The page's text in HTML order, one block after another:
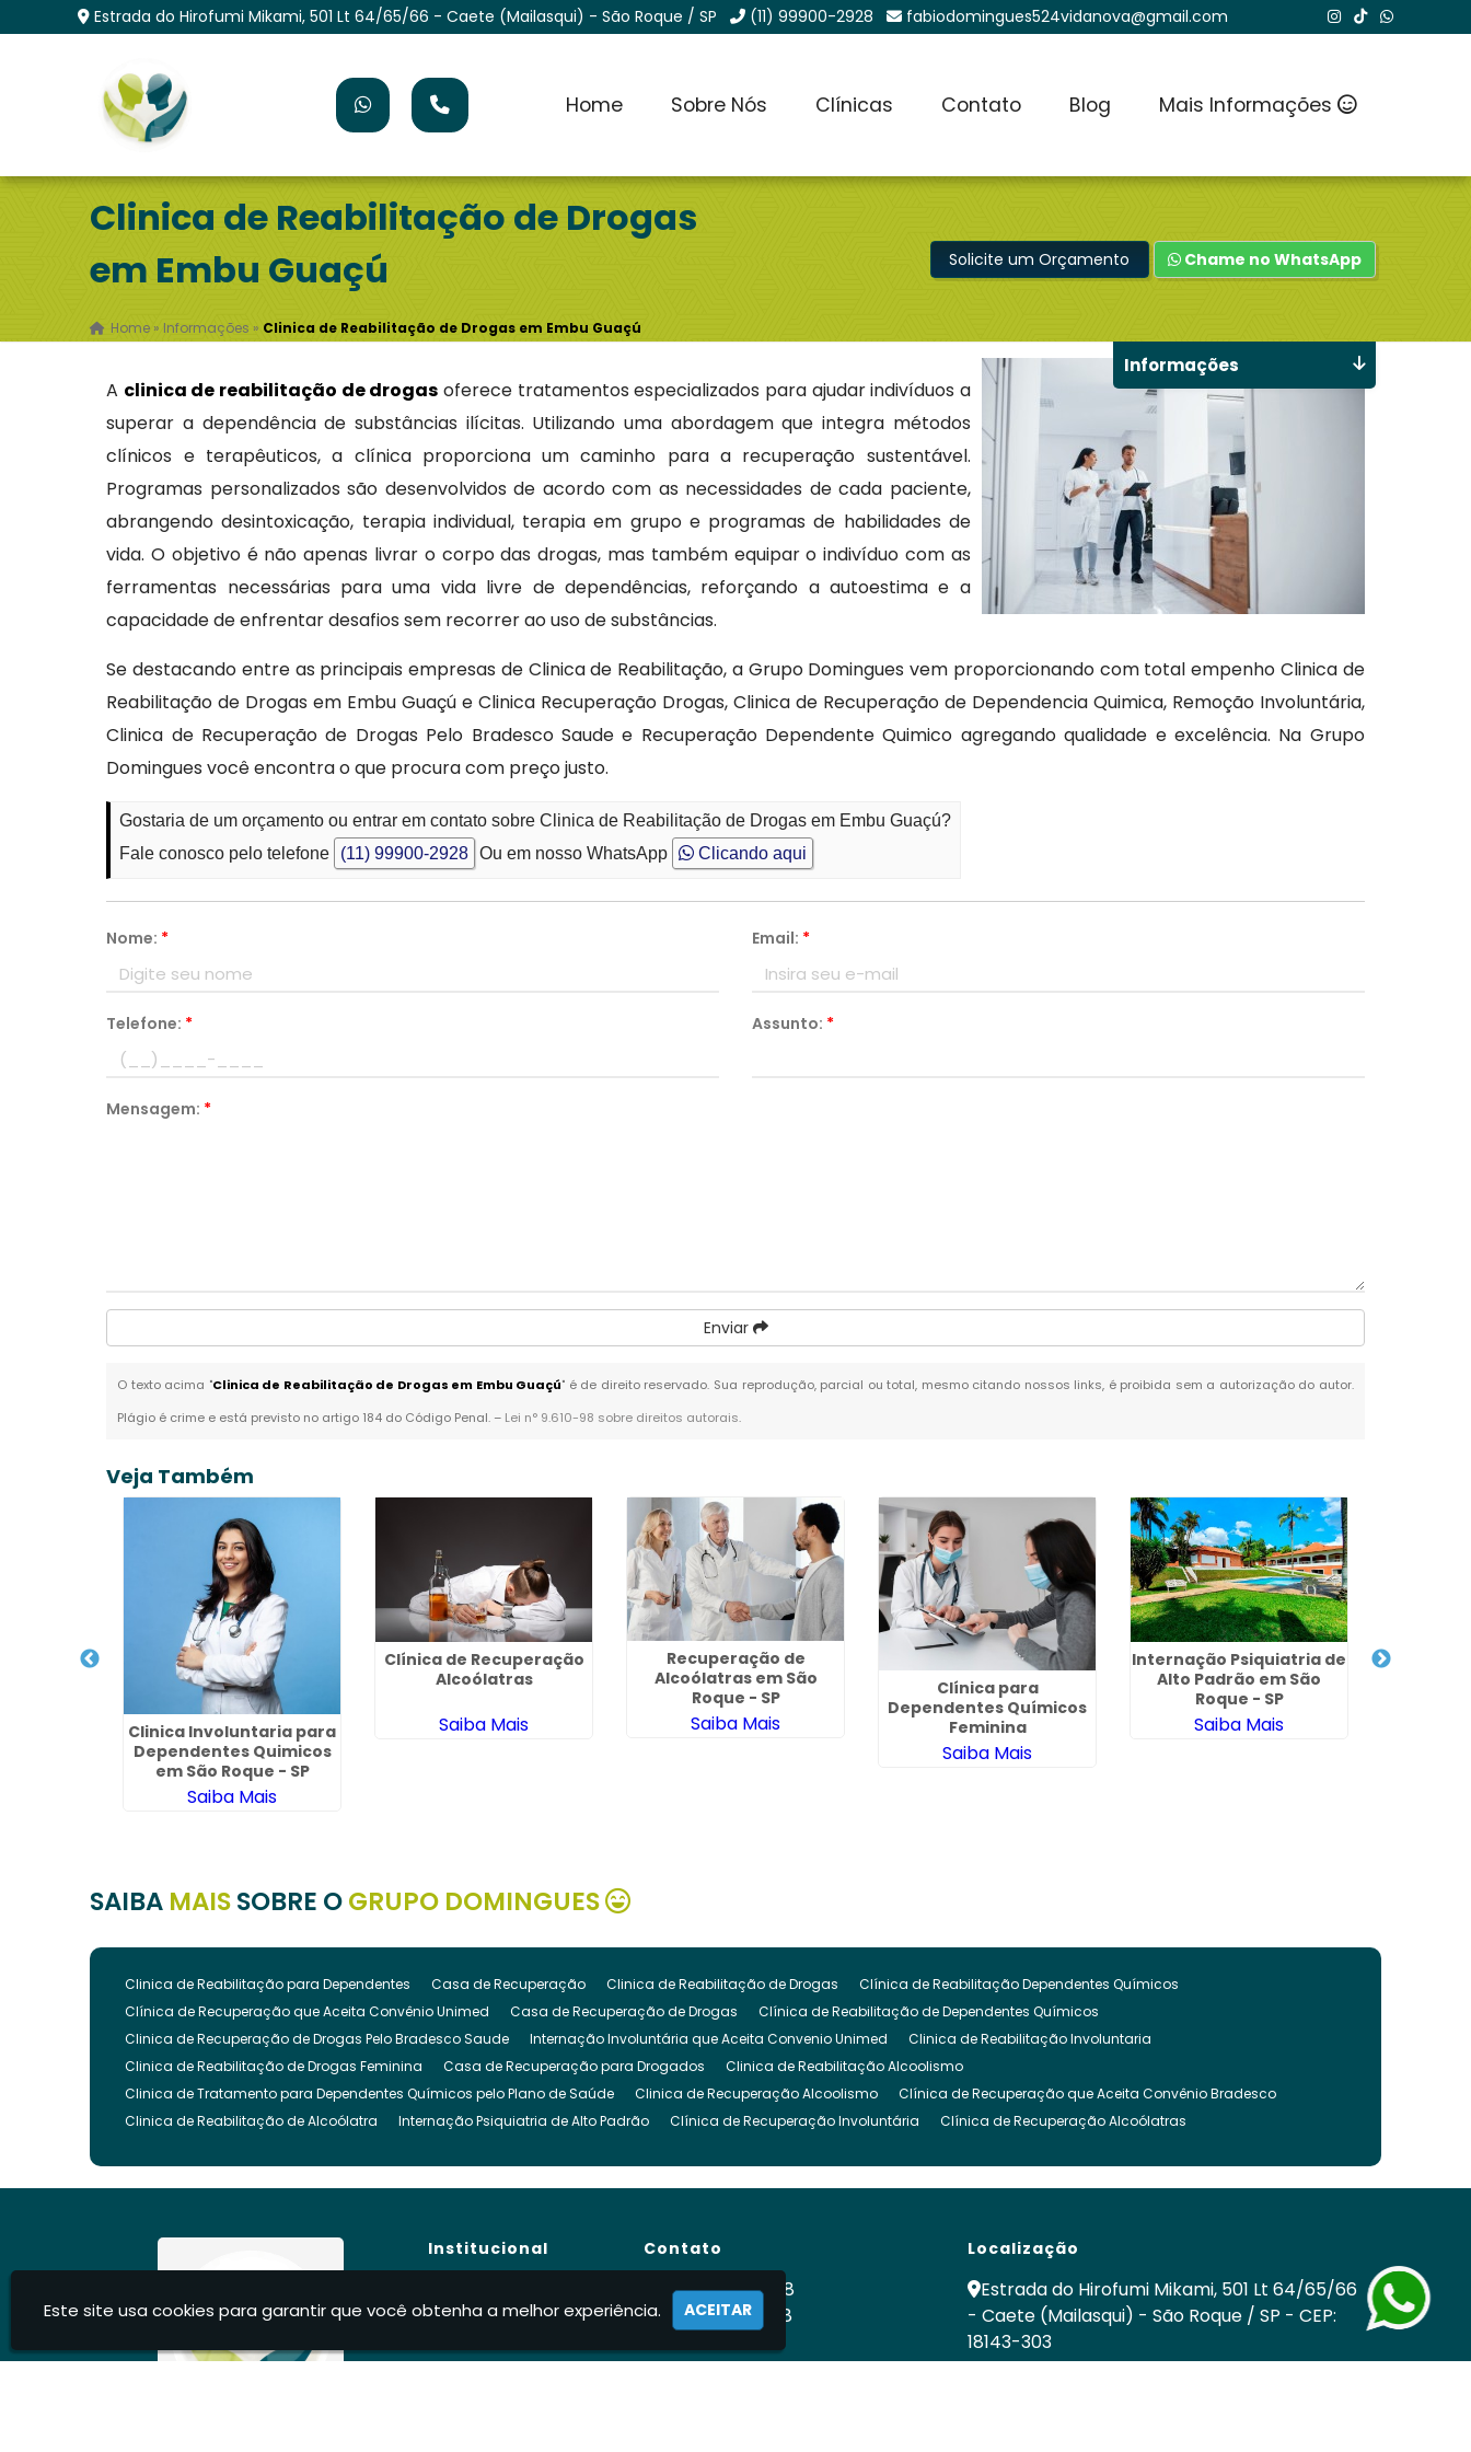
Estrada do Hirofumi Mikami, 501 Lt 64/65/66 - Caete (Mailasqui) - São Roque / SP (11) 99900-2928 fabiodomingues524vidanova@gmail.com
Home Sobre Nós Clínicas Contato Blog Mais Informações
Clinica de Reabilitação de Drogas
em Embu Guaçú
Home » Informações » Clinica de Reabilitação de Drogas em Embu Guaçú
Solicite um Orçamento Chame no WhatsApp
A clinica de reabilitação de drogas oferece tratamentos especializados para ajudar indivíduos a
superar a dependência de substâncias ilícitas. Utilizando uma abordagem que integra métodos
clínicos e terapêuticos, a clínica proporciona um caminho para a recuperação sustentável.
Programas personalizados são desenvolvidos de acordo com as necessidades de cada paciente,
abrangendo desintoxicação, terapia individual, terapia em grupo e programas de habilidades de
vida. O objetivo é não apenas livrar o corpo das drogas, mas também equipar o indivíduo com as
ferramentas necessárias para uma vida livre de dependências, reforçando a autoestima e a
capacidade de enfrentar desafios sem recorrer ao uso de substâncias.
Se destacando entre as principais empresas de Clinica de Reabilitação, a Grupo Domingues vem proporcionando com total empenho Clinica de
Reabilitação de Drogas em Embu Guaçú e Clinica Recuperação Drogas, Clinica de Recuperação de Dependencia Quimica, Remoção Involuntária,
Clinica de Recuperação de Drogas Pelo Bradesco Saude e Recuperação Dependente Quimico agregando qualidade e excelência. Na Grupo
Domingues você encontra o que procura com preço justo.
Gostaria de um orçamento ou entrar em contato sobre Clinica de Reabilitação de Drogas em Embu Guaçú?
Fale conosco pelo telefone
(11) 99900-2928 Ou em nosso WhatsApp Clicando aqui
Nome: * Email: *
Telefone: * Assunto: *
Mensagem: *
Enviar
O texto acima "Clinica de Reabilitação de Drogas em Embu Guaçú" é de direito reservado. Sua reprodução, parcial ou total, mesmo citando nossos links, é proibida sem a autorização do autor.
Plágio é crime e está previsto no artigo 184 do Código Penal. – Lei n° 9.610-98 sobre direitos autorais.
Informações
Veja Também
Clinica Involuntaria para
Dependentes Quimicos
em São Roque - SP
Saiba Mais
Clínica de Recuperação
Alcoólatras
Saiba Mais
Recuperação de
Alcoólatras em São
Roque - SP
Saiba Mais
Clínica para
Dependentes Químicos
Feminina
Saiba Mais
Internação Psiquiatria de
Alto Padrão em São
Roque - SP
Saiba Mais
SAIBA MAISSOBRE OGRUPO DOMINGUES
Clinica de Reabilitação para Dependentes Casa de Recuperação Clinica de Reabilitação de Drogas
Clínica de Reabilitação Dependentes Químicos
Clínica de Recuperação que Aceita Convênio Unimed
Casa de Recuperação de Drogas
Clínica de Reabilitação de Dependentes Químicos
Clinica de Recuperação de Drogas Pelo Bradesco Saude
Internação Involuntária que Aceita Convenio Unimed
Clinica de Reabilitação Involuntaria
Clinica de Reabilitação de Drogas Feminina
Casa de Recuperação para Drogados
Clinica de Reabilitação Alcoolismo
Clinica de Tratamento para Dependentes Químicos pelo Plano de Saúde
Clinica de Recuperação Alcoolismo
Clínica de Recuperação que Aceita Convênio Bradesco
Clinica de Reabilitação de Alcoólatra
Internação Psiquiatria de Alto Padrão Clínica de Recuperação Involuntária
Clínica de Recuperação Alcoólatras
Clinica para Drogado Clínica para Drogados Clinica Reabilitação Drogas
Clinica Recuperação Drogas
Clinica para Dependentes Alcoólicos
Clinica para Tratamento de Alcoolismo
Clinica Internação Drogas
Clinica de Internação para Drogados Clinica para Drogas
Clínica para Dependentes Químicos
Internação Involuntária Drogas
Internação Involuntária Dependentes Químicos
Internação Involuntária Compulsória
Clínicas de Recuperação Internação Involuntária Drogas Álcool
Institucional
Sobre Nós
Blog
Contato
(11) 99900-2928
(11) 99900-2928
fabiodomingues524vidanova@gmail.com
Localização
Estrada do Hirofumi Mikami, 501 Lt 64/65/66
- Caete (Mailasqui) - São Roque / SP - CEP:
18143-303
Este site usa cookies para garantir que você obtenha a melhor experiência. ACEITAR